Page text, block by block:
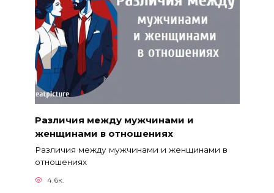
Различия между мужчинами и
женщинами в отношениях
Различия между мужчинами и женщинами в
отношениях
4.6к.